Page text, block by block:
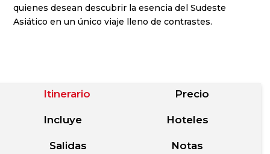
quienes desean descubrir la esencia del Sudeste
Asiático en un único viaje lleno de contrastes.
Itinerario Precio
Incluye Hoteles
Salidas Notas